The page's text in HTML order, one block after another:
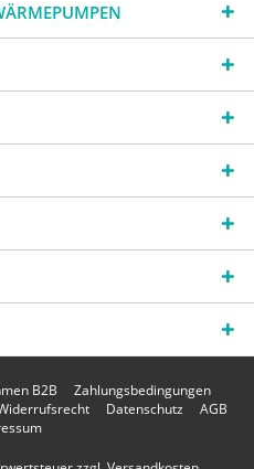
B2B
Zahlungsbedingungen
Datenschutz
AGB